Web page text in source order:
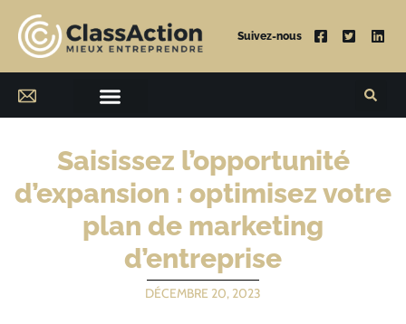
Suivez-nous
Saisissez l’opportunité
d’expansion : optimisez votre
plan de marketing
d’entreprise
DÉCEMBRE 20, 2023